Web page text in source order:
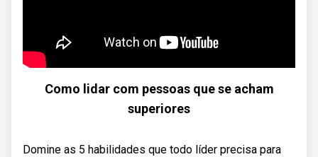
Como lidar com pessoas que se acham
superiores
Domine as 5 habilidades que todo líder precisa para